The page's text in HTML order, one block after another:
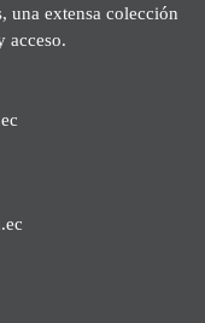
una extensa colección
acceso.